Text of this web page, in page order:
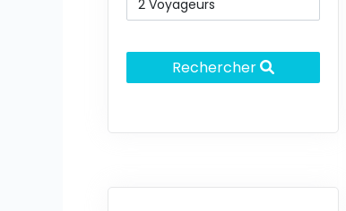
Rechercher